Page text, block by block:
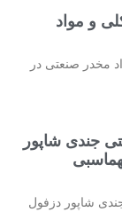
و مواد
مخدر صنعتی در
جندی شاپور
شاپور دزفول